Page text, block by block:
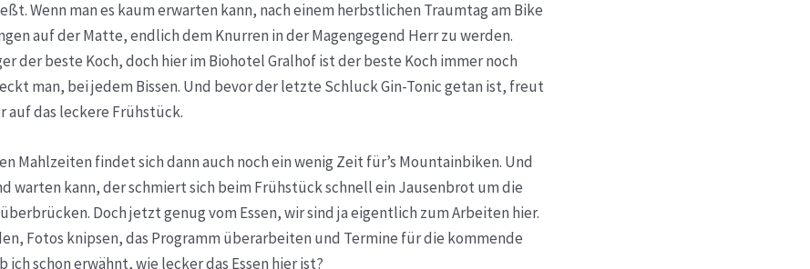
Wenn man es kaum erwarten kann, nach einem herbstlichen Traumtag am Bike
auf der Matte, endlich dem Knurren in der Magengegend Herr zu werden.
der beste Koch, doch hier im Biohotel Gralhof ist der beste Koch immer noch
man, bei jedem Bissen. Und bevor der letzte Schluck Gin-Tonic getan ist, freut
auf das leckere Frühstück.
Mahlzeiten findet sich dann auch noch ein wenig Zeit für’s Mountainbiken. Und
warten kann, der schmiert sich beim Frühstück schnell ein Jausenbrot um die
Doch jetzt genug vom Essen, wir sind ja eigentlich zum Arbeiten hier.
Fotos knipsen, das Programm überarbeiten und Termine für die kommende
ich schon erwähnt, wie lecker das Essen hier ist?